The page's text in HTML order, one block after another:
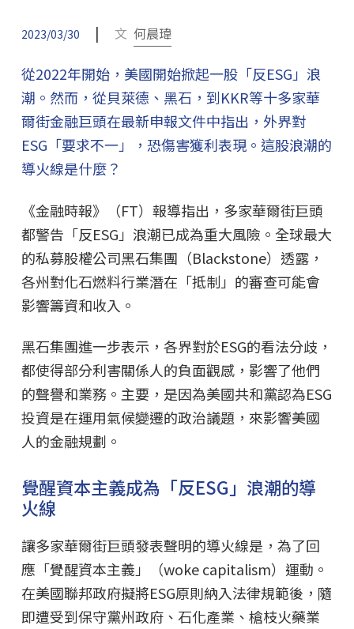
2023/03/30 | 文 何晨瑋
從2022年開始，美國開始掀起一股「反ESG」浪
潮。然而，從貝萊德、黑石，到KKR等十多家華
爾街金融巨頭在最新申報文件中指出，外界對
ESG「要求不一」，恐傷害獲利表現。這股浪潮的
導火線是什麼？
《金融時報》（FT）報導指出，多家華爾街巨頭
都警告「反ESG」浪潮已成為重大風險。全球最大
的私募股權公司黑石集團（Blackstone）透露，
各州對化石燃料行業潛在「抵制」的審查可能會
影響籌資和收入。
黑石集團進一步表示，各界對於ESG的看法分歧，
都使得部分利害關係人的負面觀感，影響了他們
的聲譽和業務。主要，是因為美國共和黨認為ESG
投資是在運用氣候變遷的政治議題，來影響美國
人的金融規劃。
覺醒資本主義成為「反ESG」浪潮的導
火線
讓多家華爾街巨頭發表聲明的導火線是，為了回
應「覺醒資本主義」（woke capitalism）運動。
在美國聯邦政府擬將ESG原則納入法律規範後，隨
即遭受到保守黨州政府、石化產業、槍枝火藥業